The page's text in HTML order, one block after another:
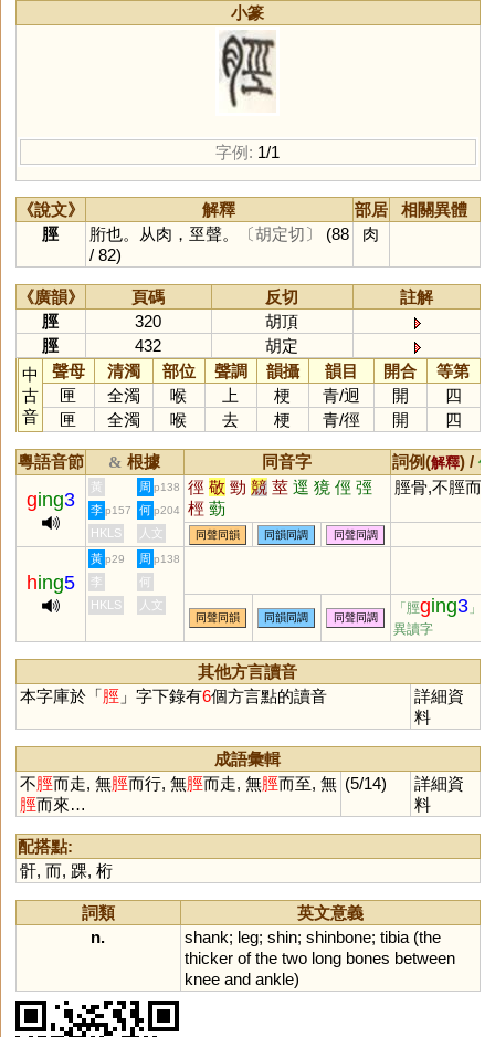
小篆
字例: 1/1
《說文》 解釋 部居
相關異體
脛
胻也。从肉，巠聲。 〔胡定切〕
(88
/ 82)
肉
《廣韻》 頁碼 反切
註解
脛
320
胡頂
脛
432
胡定
中
古
音
聲母 清濁 部位 聲調 韻攝 韻目 開合
等第
匣
全濁 喉 上 梗 青/迥 開
四
匣
全濁 喉 去 梗 青/徑 開 四
粵語音節 & 根據 同音字 詞例(解釋) /
ging3
黃 周 p138 徑 敬 勁 競 莖 逕 獍 俓 弳
桱 葝
脛骨,不脛而
李 p157 何 p204
HKLS 人文 同聲同韻 同韻同調 同聲同調
hing5
黃 p29 周 p138
李
何
HKLS
人文
同聲同韻 同韻同調 同聲同調
「脛ging3 」的
異讀字
其他方言讀音
本字庫於「脛」字下錄有6個方言點的讀音
詳細資
料
成語彙輯
不脛而走, 無脛而行, 無脛而走, 無脛而至, 無
脛而來…
(5/14)
詳細資
料
配搭點:
骭, 而, 踝, 桁
詞類
英文意義
n.
shank; leg; shin; shinbone; tibia(the
thicker of the two long bones between
knee and ankle)